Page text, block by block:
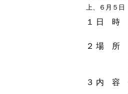
上、
６月５日
１ 日 時
※当日は
２ 場 所
電話番
Ｆ Ａ
３ 内 容